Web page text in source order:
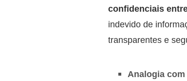
confidenciais
indevido de
transparentes e
Analogia